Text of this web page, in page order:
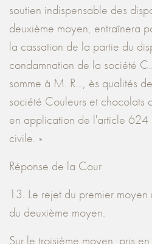
soutien indispensable des
deuxième moyen, entraînera
la cassation de la partie du
condamnation de la société
somme à M. R..., ès qualités
société Couleurs et chocolats
en application de l'article
civile. »
Réponse de la Cour
13. Le rejet du premier
du deuxième moyen.
Sur le troisième moyen, pris